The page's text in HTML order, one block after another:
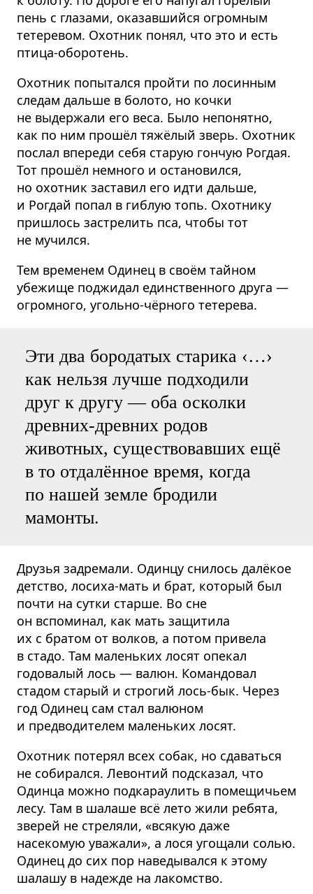
пень с глазами, оказавшийся огромным
тетеревом. Охотник понял, что это и есть
птица-оборотень.
Охотник попытался пройти по лосинным
следам дальше в болото, но кочки
не выдержали его веса. Было непонятно,
как по ним прошёл тяжёлый зверь. Охотник
послал впереди себя старую гончую Рогдая.
Тот прошёл немного и остановился,
но охотник заставил его идти дальше,
и Рогдай попал в гиблую топь. Охотнику
пришлось застрелить пса, чтобы тот
не мучился.
Тем временем Одинец в своём тайном
убежище поджидал единственного друга —
огромного, угольно-чёрного тетерева.
Эти два бородатых старика ‹…›
как нельзя лучше подходили
друг к другу — оба осколки
древних-древних родов
животных, существовавших ещё
в то отдалённое время, когда
по нашей земле бродили
мамонты.
Друзья задремали. Одинцу снилось далёкое
детство, лосиха-мать и брат, который был
почти на сутки старше. Во сне
он вспоминал, как мать защитила
их с братом от волков, а потом привела
в стадо. Там маленьких лосят опекал
годовалый лось — валюн. Командовал
стадом старый и строгий лось-бык. Через
год Одинец сам стал валюном
и предводителем маленьких лосят.
Охотник потерял всех собак, но сдаваться
не собирался. Левонтий подсказал, что
Одинца можно подкараулить в помещичьем
лесу. Там в шалаше всё лето жили ребята,
зверей не стреляли, «всякую даже
насекомую уважали», а лося угощали солью.
Одинец до сих пор наведывался к этому
шалашу в надежде на лакомство.